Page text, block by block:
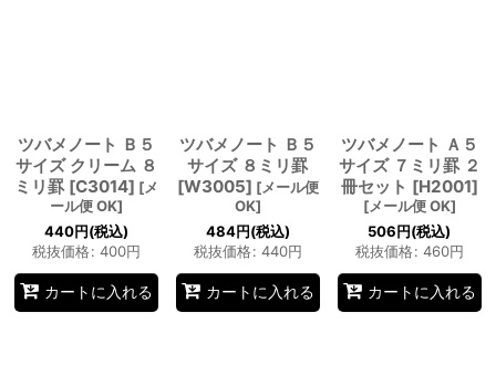
ツバメノート Ｂ５
サイズ クリーム ８
ミリ罫 [C3014] [メ
ール便 OK]
440円(税込)
税抜価格: 400円
カートに入れる
ツバメノート Ｂ５
サイズ ８ミリ罫
[W3005] [メール便
OK]
484円(税込)
税抜価格: 440円
カートに入れる
ツバメノート Ａ５
サイズ ７ミリ罫 ２
冊セット [H2001]
[メール便 OK]
506円(税込)
税抜価格: 460円
カートに入れる